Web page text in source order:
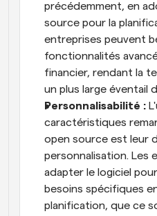
précédemment, en
source pour la
entreprises peuvent
fonctionnalités
financier, rendant la
un plus large éventail
Personnalisabilité :
caractéristiques
open source est leur
personnalisation. Les
adapter le logiciel
besoins spécifiques
planification, que ce